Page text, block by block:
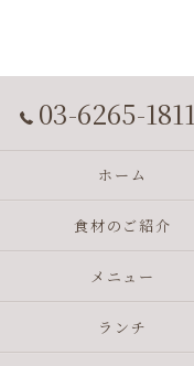
03-6265-1811
ホーム
食材のご紹介
メニュー
ランチ